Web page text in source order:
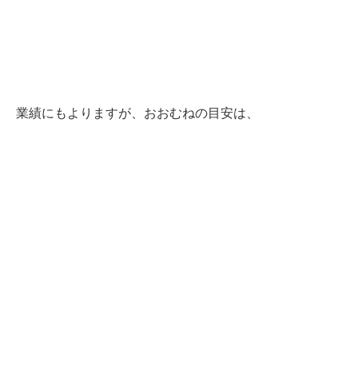
業績にもよりますが、おおむねの目安は、